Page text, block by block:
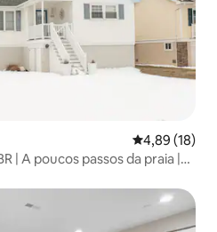
4,89 de uma
4,89 (18)
| A poucos passos da praia |